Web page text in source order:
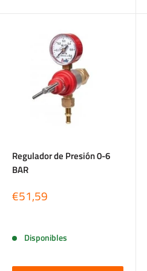
Regulador de Presión 0-6
BAR
Precio
de
€51,59
Disponibles